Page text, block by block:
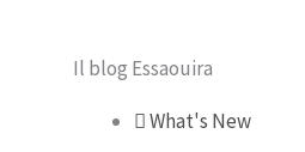
Il blog Essaouira
What's New